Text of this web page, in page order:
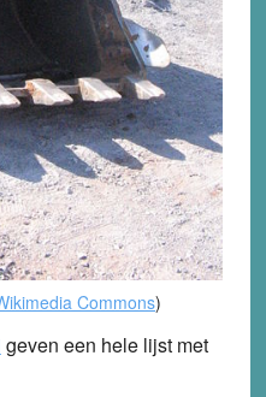
Commons)
geven een hele lijst met